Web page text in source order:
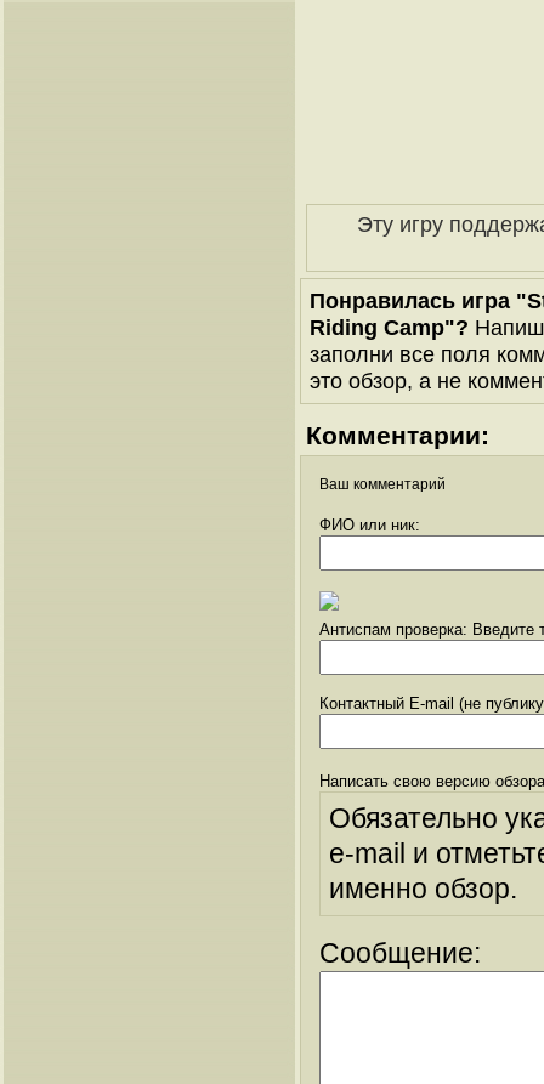
Эту игру
Понравилась игра
Riding Camp"?
заполни все поля
это обзор, а не
Комментарии:
Ваш комментарий
ФИО или ник:
Антиспам проверка: Введите
Контактный E-mail (не
Написать свою версию
Обязательно
e-mail и
именно обзор.
Сообщение: